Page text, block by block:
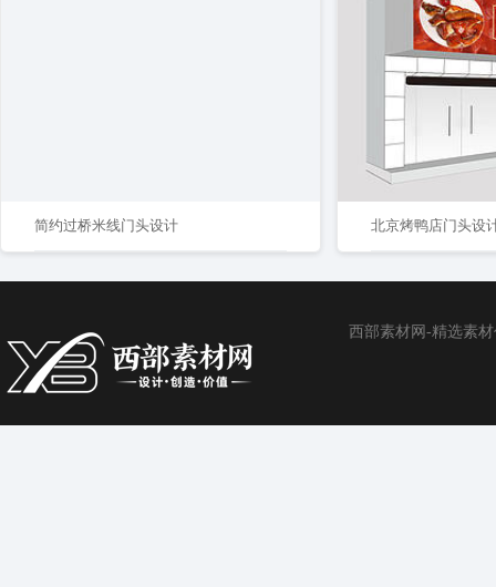
简约过桥米线门头设计 北京烤鸭店门头设
西部素材网-精选素